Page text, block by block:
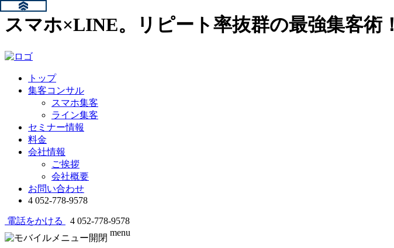
スマホ×LINE。リピート率抜群の最強集客術！
トップ
集客コンサル
スマホ集客
ライン集客
セミナー情報
料金
会社情報
ご挨拶
会社概要
お問い合わせ
4 052-778-9578
電話をかける 4 052-778-9578
menu